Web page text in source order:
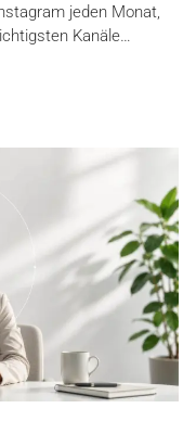
jeden Monat,
Kanäle…